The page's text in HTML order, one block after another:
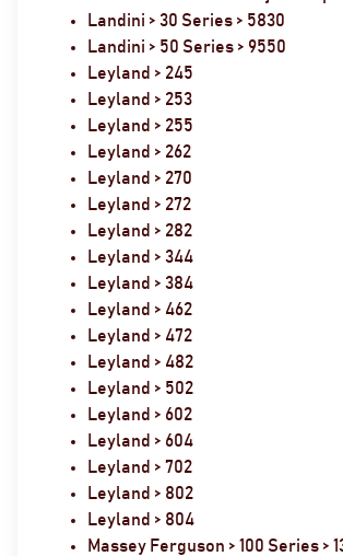
Landini > 30 Series > 5830
Landini > 50 Series > 9550
Leyland > 245
Leyland > 253
Leyland > 255
Leyland > 262
Leyland > 270
Leyland > 272
Leyland > 282
Leyland > 344
Leyland > 384
Leyland > 462
Leyland > 472
Leyland > 482
Leyland > 502
Leyland > 602
Leyland > 604
Leyland > 702
Leyland > 802
Leyland > 804
Massey Ferguson > 100 Series >